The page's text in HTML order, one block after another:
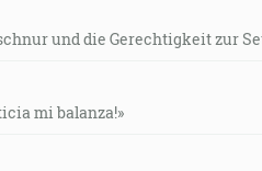
und die Gerechtigkeit zur
mi balanza!»